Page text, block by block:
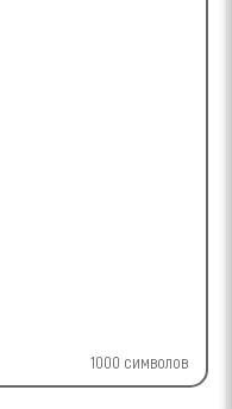
1000 символов